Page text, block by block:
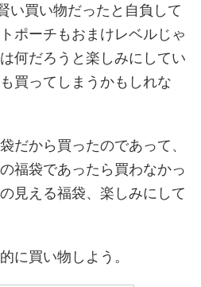
い買い物だったと自負して
ポーチもおまけレベルじゃ
何だろうと楽しみにしてい
買ってしまうかもしれな
だから買ったのであって、
福袋であったら買わなかっ
見える福袋、楽しみにして
に買い物しよう。